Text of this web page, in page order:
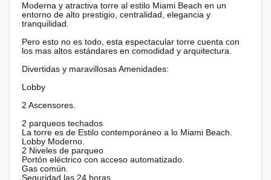
Moderna y atractiva torre al estilo Miami Beach en un
entorno de alto prestigio, centralidad, elegancia y
tranquilidad.
Pero esto no es todo, esta espectacular torre cuenta con
los mas altos estándares en comodidad y arquitectura.
Divertidas y maravillosas Amenidades:
Lobby
2 Ascensores.
2 parqueos techados
La torre es de Estilo contemporáneo a lo Miami Beach.
Lobby Moderno.
2 Niveles de parqueo
Portón eléctrico con acceso automatizado.
Gas común.
Seguridad las 24 horas